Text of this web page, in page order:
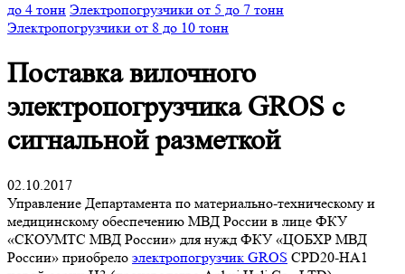
до 4 тонн Электропогрузчики от 5 до 7 тонн
Электропогрузчики от 8 до 10 тонн
Поставка вилочного
электропогрузчика GROS с
сигнальной разметкой
02.10.2017
Управление Департамента по материально-техническому и
медицинскому обеспечению МВД России в лице ФКУ
«СКОУМТС МВД России» для нужд ФКУ «ЦОБХР МВД
России» приобрело электропогрузчик GROS CPD20-HA1